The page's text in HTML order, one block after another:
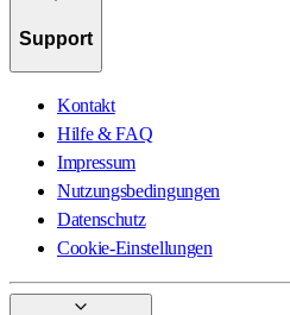
Support
Kontakt
Hilfe & FAQ
Impressum
Nutzungsbedingungen
Datenschutz
Cookie-Einstellungen